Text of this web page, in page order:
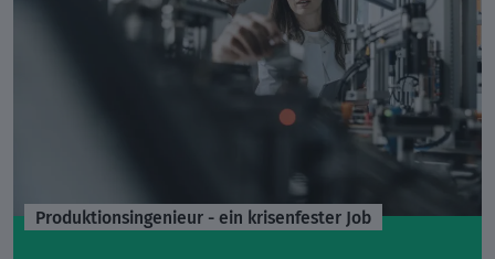
Produktionsingenieur - ein krisenfester Job